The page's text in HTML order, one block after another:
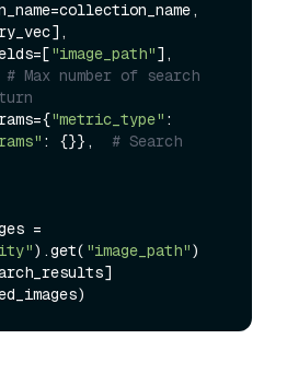
"image_path"],
# Max number of search
"metric_type"
: {}}, # Search
=
).get( "image_path"